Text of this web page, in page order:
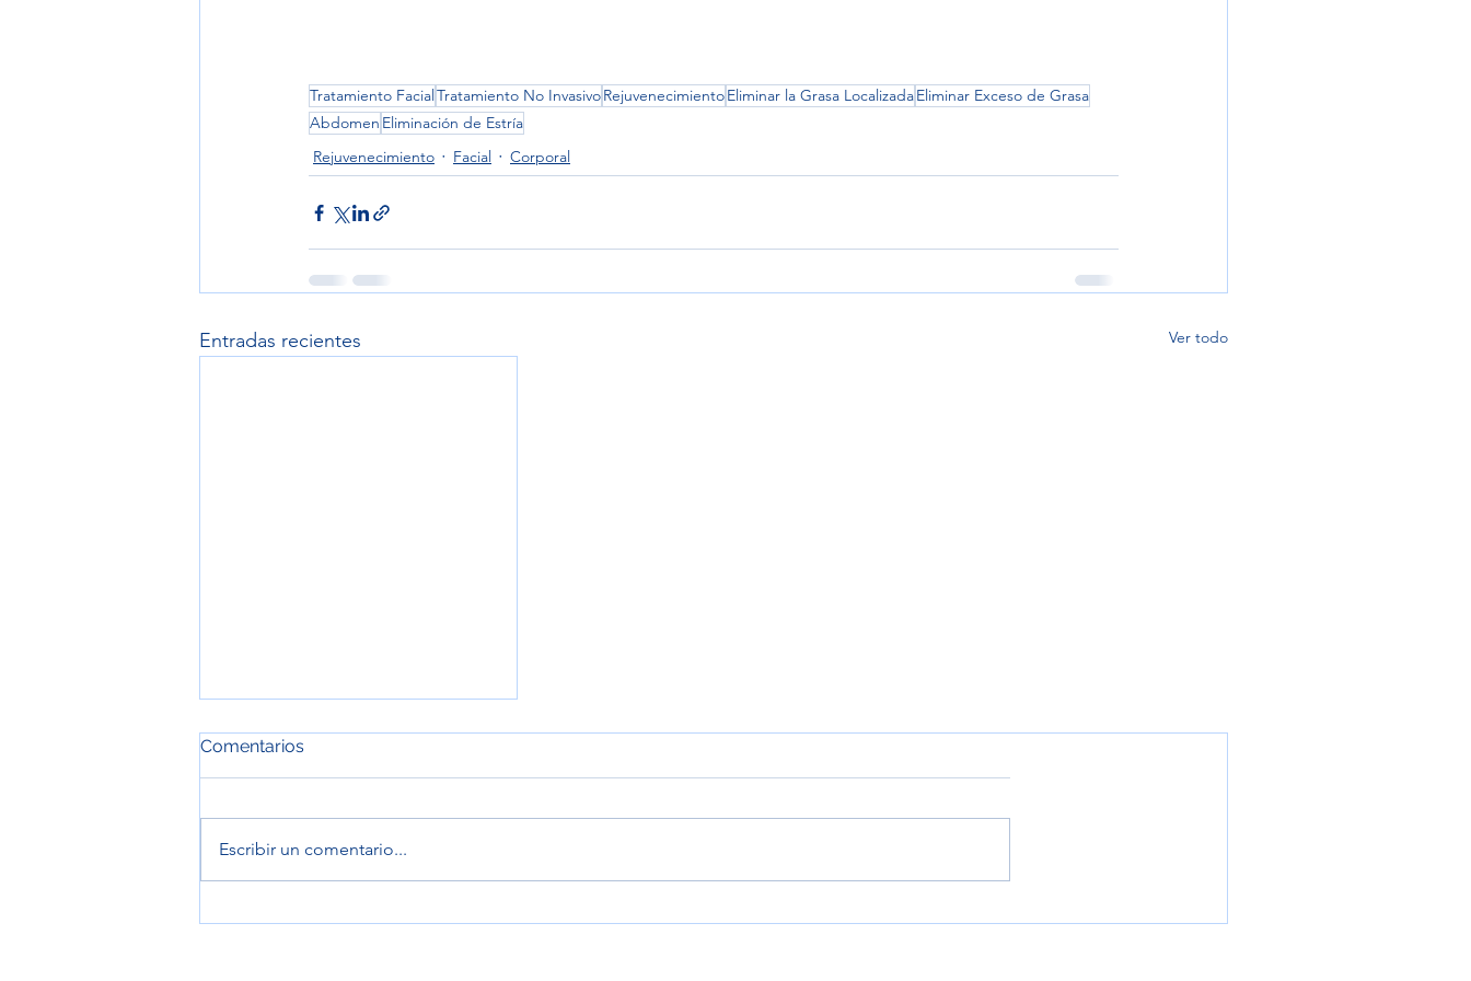
Tratamiento Facial Tratamiento No InvasivoRejuvenecimientoEliminar la Grasa LocalizadaEliminar Exceso de Grasa
Abdomen Eliminación de Estría
Rejuvenecimiento
Facial Corporal
Entradas recientes Ver todo
Comentarios
Escribir un comentario...